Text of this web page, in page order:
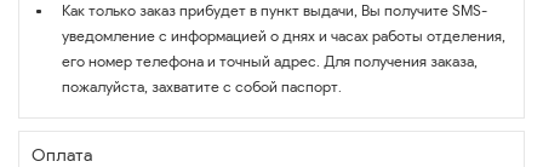
Как только заказ прибудет в пункт выдачи, Вы получите SMS-
уведомление с информацией о днях и часах работы отделения,
его номер телефона и точный адрес. Для получения заказа,
пожалуйста, захватите с собой паспорт.
Оплата